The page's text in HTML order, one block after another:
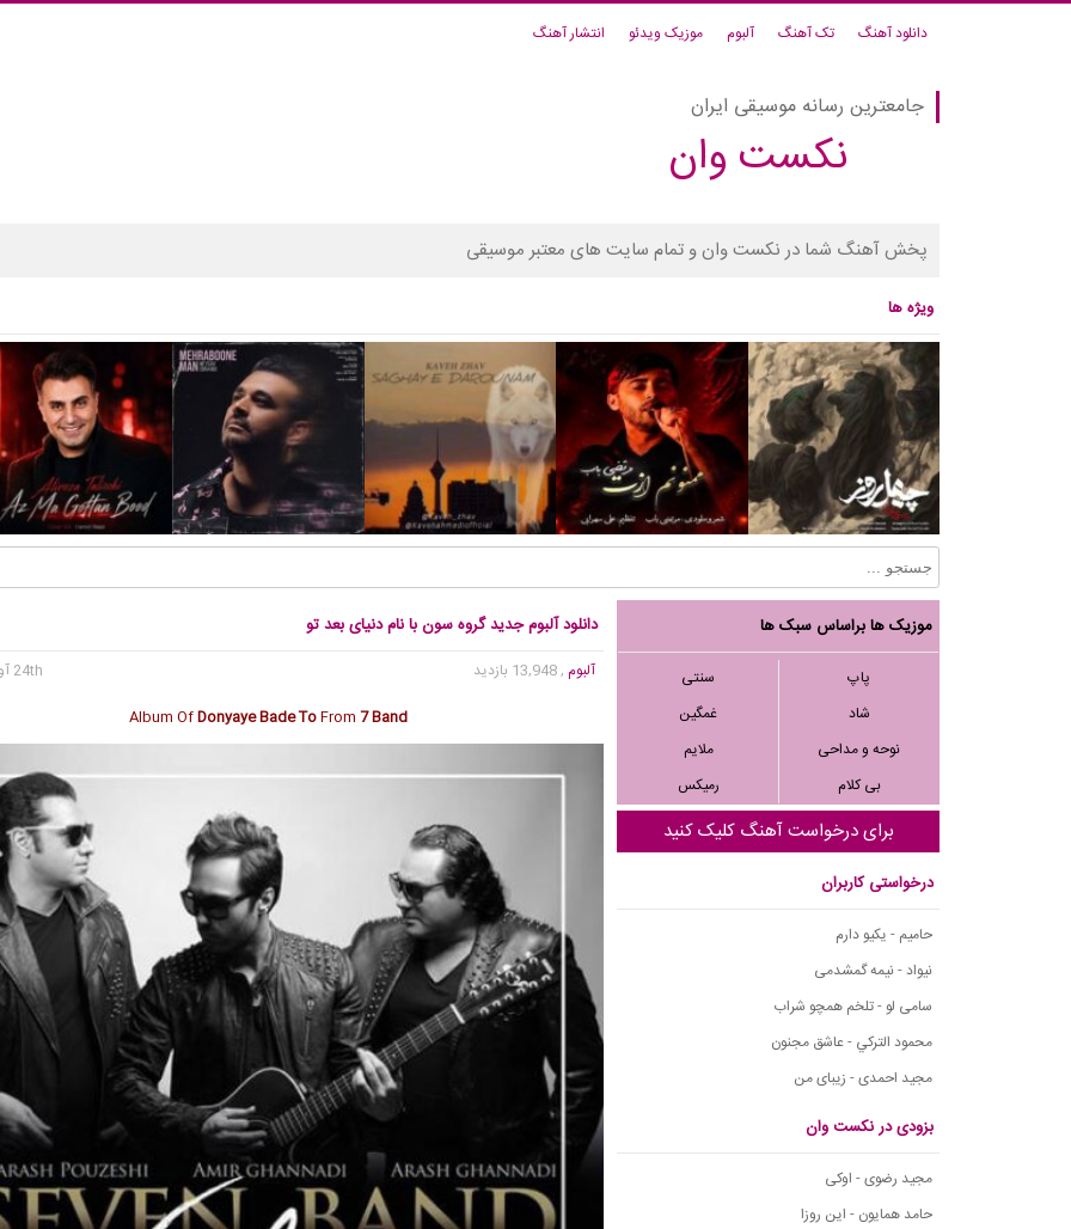
دانلود آهنگ تک آهنگ آلبوم موزیک ویدئو انتشار آهنگ
جامعترین رسانه موسیقی ایران
نکست وان
پخش آهنگ شما در نکست وان و تمام سایت های معتبر موسیقی
ویژه ها
موزیک ها براساس سبک ها
پاپ
سنتی
شاد
غمگین
نوحه و مداحی
ملایم
بی کلام
رمیکس
برای درخواست آهنگ کلیک کنید
درخواستی کاربران
حامیم - یکیو دارم
نیواد - نیمه گمشدمی
سامی لو - تلخم همچو شراب
محمود التركي - عاشق مجنون
مجید احمدی - زیبای من
بزودی در نکست وان
مجید رضوی - اوکی
حامد همایون - این روزا
دانلود آلبوم جدید گروه سون با نام دنیای بعد تو
آلبوم, 13,948 بازدید
24th آوریل 2017
Album OfDonyaye Bade ToFrom 7 Band